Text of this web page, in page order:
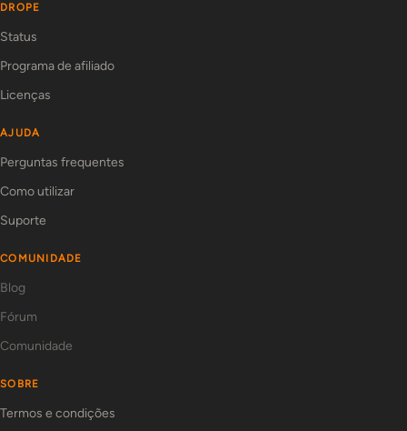
DROPE
Status
Programa de afiliado
Licenças
AJUDA
Perguntas frequentes
Como utilizar
Suporte
COMUNIDADE
Blog
Fórum
Comunidade
SOBRE
Termos e condições